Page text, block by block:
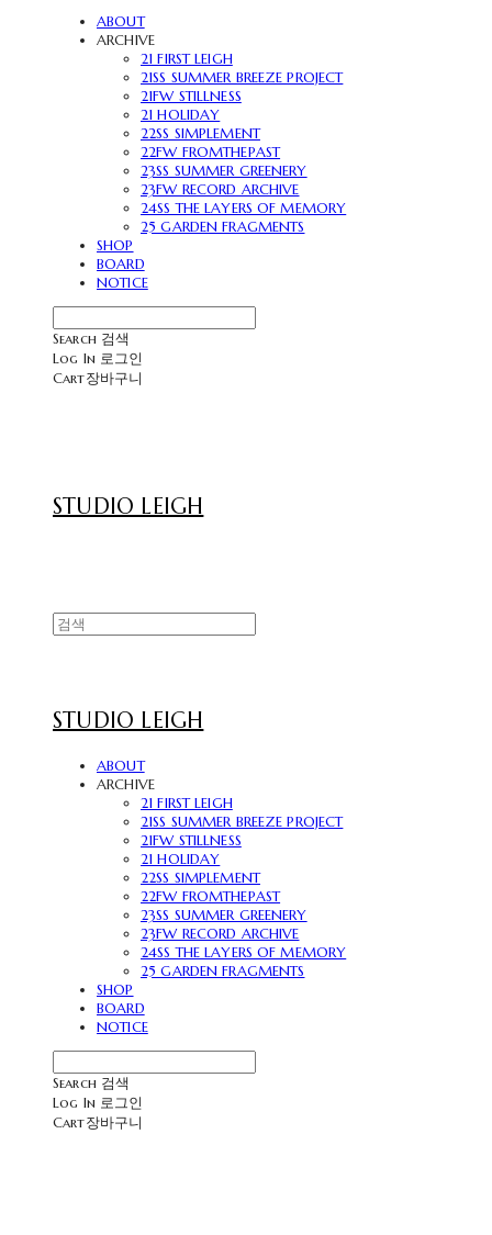
ABOUT
ARCHIVE
21 FIRST LEIGH
21SS SUMMER BREEZE PROJECT
21FW STILLNESS
21 HOLIDAY
22SS SIMPLEMENT
22FW FROMTHEPAST
23SS SUMMER GREENERY
23FW RECORD ARCHIVE
24SS THE LAYERS OF MEMORY
25 GARDEN FRAGMENTS
SHOP
BOARD
NOTICE
Search 검색
Log In 로그인
Cart장바구니
STUDIO LEIGH
STUDIO LEIGH
ABOUT
ARCHIVE
21 FIRST LEIGH
21SS SUMMER BREEZE PROJECT
21FW STILLNESS
21 HOLIDAY
22SS SIMPLEMENT
22FW FROMTHEPAST
23SS SUMMER GREENERY
23FW RECORD ARCHIVE
24SS THE LAYERS OF MEMORY
25 GARDEN FRAGMENTS
SHOP
BOARD
NOTICE
Search 검색
Log In 로그인
Cart장바구니